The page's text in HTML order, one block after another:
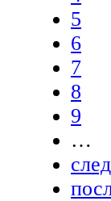
5
6
7
8
9
…